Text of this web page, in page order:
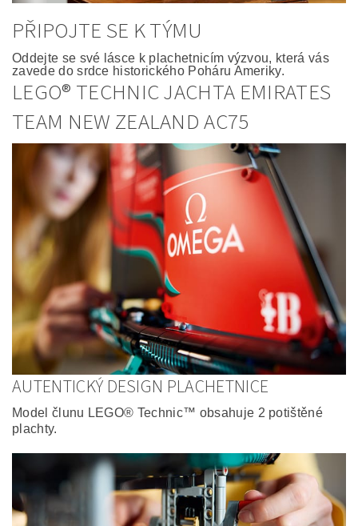
PŘIPOJTE SE K TÝMU
Oddejte se své lásce k plachetnicím výzvou, která vás
zavede do srdce historického Poháru Ameriky.
LEGO® TECHNIC JACHTA EMIRATES
TEAM NEW ZEALAND AC75
AUTENTICKÝ DESIGN PLACHETNICE
Model člunu LEGO® Technic™ obsahuje 2 potištěné
plachty.